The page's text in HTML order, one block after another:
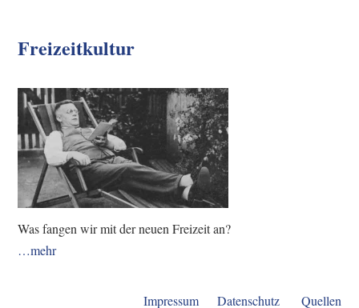
Freizeitkultur
Was fangen wir mit der neuen Freizeit an?
…mehr
Impressum Datenschutz Quellen